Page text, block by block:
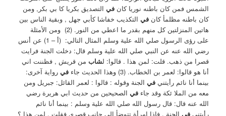
الشمس فمن كان باطنه نوريا كانفي التصديق بكريا كا ‏بي بكر, ومن
كان باطنه مظلمأ كانفي التكذيب خفاشا كأبي جهل , وبقية الناس بين
هاتين المنزلتين كل منهم بقدر ما اعطي من النور. (2) ‏ ومن الأمثلة
على رؤى الرسول صلي الله علية وسلم المثال التالي: ‏ (أ – 1) عن أنس
رضي الله عنه عن النبي صلي الله علية وسلم قال: دخلت الجنة فرايت
قصرا من ذهب. قلت: لمن هذا . قالوا: لشاب من قريش , فظننت اني
أنا هو قالوا: لعمر بن الخطاب. (3) ‏وهذا الحديث جاء
في رواية آخرى:
بينما أنا نائم رأيتنيفي الجنة وقوله : قالوا : لعمر القائل: جبريل ومن
معه من الملا ئكة وقد جاءفي الصحيحين من حديث ابي هريرة رضي
الله عنه قال: قال رسول الله صلي الله علية وسلم : بينما أنا نائم
رأيتنيفي الجنة , فإذا امرأة تتوضأ الى جانب قصرى فقلت , لمن هذا ؟